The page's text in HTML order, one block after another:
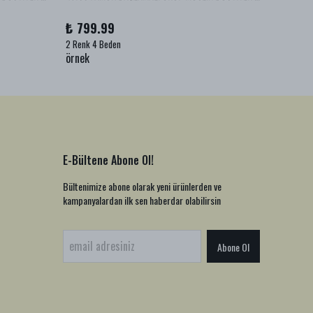
₺ 799.99
2 Renk 4 Beden
örnek
E-Bültene Abone Ol!
Bültenimize abone olarak yeni ürünlerden ve
kampanyalardan ilk sen haberdar olabilirsin
Abone Ol